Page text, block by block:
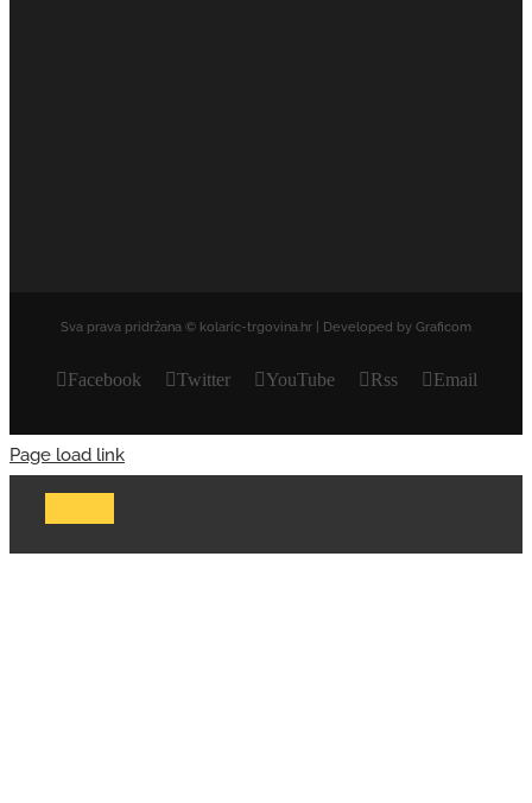
Sva prava pridržana © kolaric-trgovina.hr | Developed by Graficom
Facebook Twitter YouTube Rss Email
Page load link